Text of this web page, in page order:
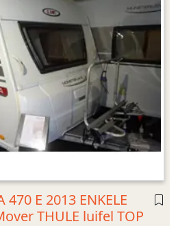
E 2013 ENKELE
THULE luifel TOP